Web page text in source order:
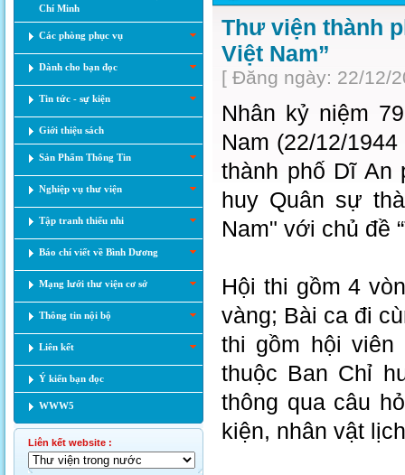
Chí Minh
Các phòng phục vụ
Dành cho bạn đọc
Tin tức - sự kiện
Giới thiệu sách
Sản Phẩm Thông Tin
Nghiệp vụ thư viện
Tập tranh thiếu nhi
Báo chí viết về Bình Dương
Mạng lưới thư viện cơ sở
Thông tin nội bộ
Liên kết
Ý kiến bạn đọc
WWW5
Liên kết website :
Thư viện thành
Việt Nam”
[ Đăng ngày: 22/12/
Nhân kỷ niệm
Nam (22/12/
thành phố Dĩ An
huy Quân sự
Nam" với chủ đề
Hội thi gồm 4
vàng; Bài ca đi
thi gồm hội
thuộc Ban Chỉ
thông qua câu
kiện, nhân vật